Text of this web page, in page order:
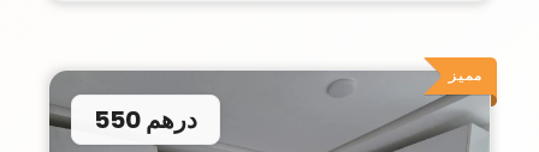
مميز
550 درهم